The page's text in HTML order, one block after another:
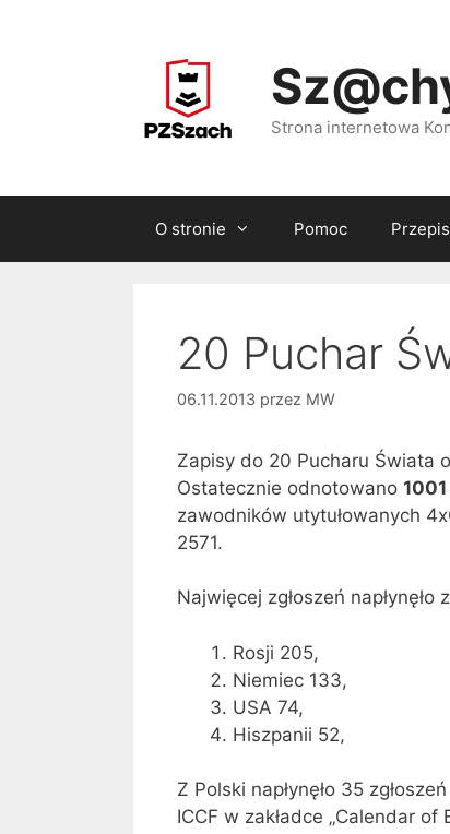
Strona internetowa
O stronie Pomoc
20 Puchar
06.11.2013 przez MW
Zapisy do 20 Pucharu Świata
Ostatecznie odnotowano
zawodników utytułowanych
2571.
Najwięcej zgłoszeń napłynęło
Rosji 205,
Niemiec 133,
USA 74,
Hiszpanii 52,
Z Polski napłynęło 35
ICCF w zakładce „Calendar of